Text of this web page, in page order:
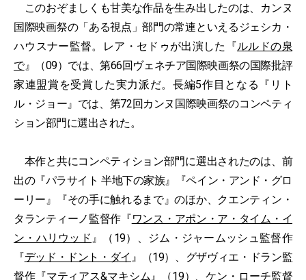
このおぞましくも甘美な作品を生み出したのは、カンヌ
国際映画祭の「ある視点」部門の常連といえるジェシカ・
ハウスナー監督。レア・セドゥが出演した『ルルドの泉
で』（09）では、第66回ヴェネチア国際映画祭の国際批評
家連盟賞を受賞した実力派だ。長編5作目となる『リト
ル・ジョー』では、第72回カンヌ国際映画祭のコンペティ
ション部門に選出された。
本作と共にコンペティション部門に選出されたのは、前
出の『パラサイト 半地下の家族』『ペイン・アンド・グロ
ーリー』『その手に触れるまで』のほか、クエンティン・
タランティーノ監督作『ワンス・アポン・ア・タイム・イ
ン・ハリウッド 』（19）、ジム・ジャームッシュ監督作
『デッド・ドント・ダイ 』（19）、グザヴィエ・ドラン監
督作『マティアス&マキシム 』（19）、ケン・ローチ監督